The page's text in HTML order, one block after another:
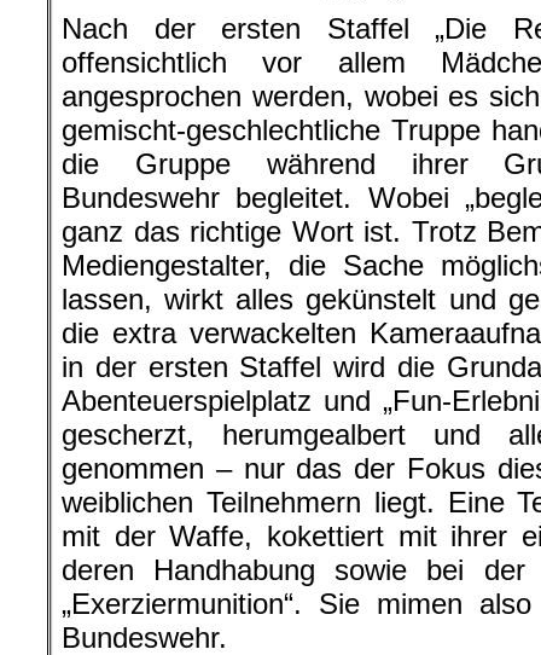
Nach der ersten Staffel „Die
offensichtlich vor allem
angesprochen werden, wobei es
gemischt-geschlechtliche Truppe
die Gruppe während ihrer
Bundeswehr begleitet. Wobei
ganz das richtige Wort ist. Trotz
Mediengestalter, die Sache
lassen, wirkt alles gekünstelt und
die extra verwackelten
in der ersten Staffel wird die
Abenteuerspielplatz und „Fun-
gescherzt, herumgealbert und
genommen – nur das der Fokus
weiblichen Teilnehmern liegt. Eine
mit der Waffe, kokettiert mit ihrer
deren Handhabung sowie bei
„Exerziermunition“. Sie mimen
Bundeswehr.